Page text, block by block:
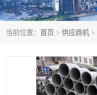
当前位置： 首页 > 供应商机 >
不锈钢人孔
不锈钢角钢
不锈钢板
不锈钢封头